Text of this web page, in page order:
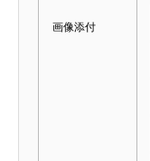
画像添付